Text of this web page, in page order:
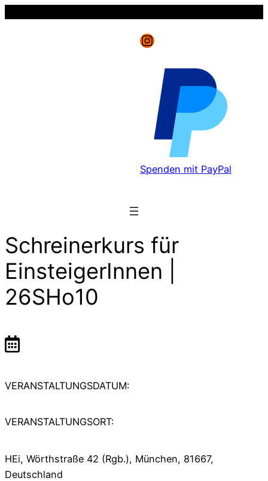
Instagram
Spenden mit PayPal
Schreinerkurs für
EinsteigerInnen |
26SHo10
VERANSTALTUNGSDATUM:
VERANSTALTUNGSORT:
HEi, Wörthstraße 42 (Rgb.), München, 81667,
Deutschland